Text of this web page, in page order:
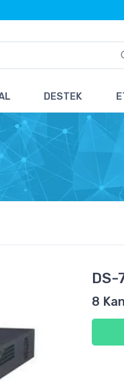
DESTEK
DS-
8